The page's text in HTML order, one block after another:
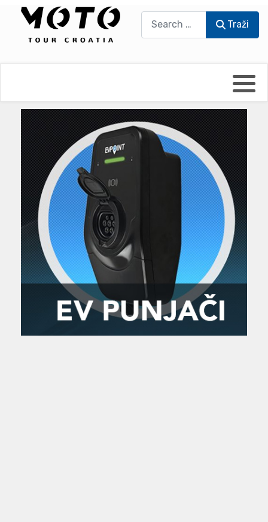
Traži
UmPaDrum
Moto servisi
Impressum
Damir Žerić - ELPASSO
Dario Dinter - Moto TOZ
Igor Kreč - UmPaDrum
Igor Kukec Brmbi
Slaven Gajdek
MTC - Moto Tour Croatia
Moto putopisi
Vikend vožnje
Zanimljivost
Najave i noviteti